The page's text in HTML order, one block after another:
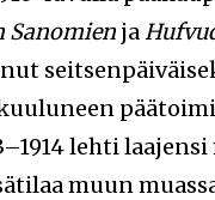
Sanomien ja
lehti
muun